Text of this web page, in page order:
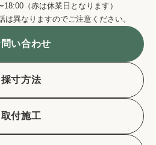
（赤は休業日となります）
異なりますのでご注意ください。
い合わせ
採寸方法
取付施工